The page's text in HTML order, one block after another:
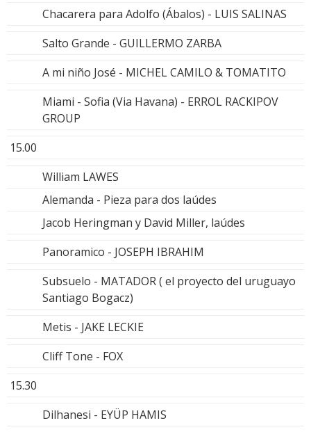
Chacarera para Adolfo (Ábalos) - LUIS SALINAS
Salto Grande - GUILLERMO ZARBA
A mi niño José - MICHEL CAMILO & TOMATITO
Miami - Sofia (Via Havana) - ERROL RACKIPOV
GROUP
15.00
William LAWES
Alemanda - Pieza para dos laúdes
Jacob Heringman y David Miller, laúdes
Panoramico - JOSEPH IBRAHIM
Subsuelo - MATADOR ( el proyecto del uruguayo
Santiago Bogacz)
Metis - JAKE LECKIE
Cliff Tone - FOX
15.30
Dilhanesi - EYÜP HAMIS